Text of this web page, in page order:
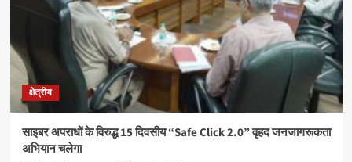
क्षेत्रीय
साइबर अपराधों के विरुद्ध 15 दिवसीय “Safe Click 2.0” वृहद जनजागरूकता
अभियान चलेगा